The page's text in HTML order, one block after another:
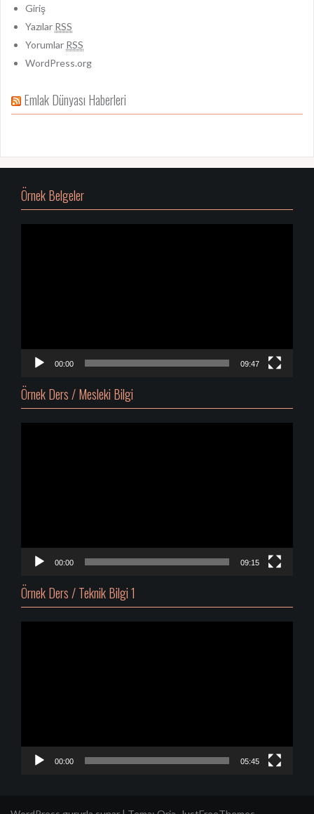
Giriş
Yazılar RSS
Yorumlar RSS
WordPress.org
Emlak Dünyası Haberleri
Örnek Belgeler
00:00 09:47
Örnek Ders / Mesleki Bilgi
00:00 09:15
Örnek Ders / Teknik Bilgi 1
00:00 05:45